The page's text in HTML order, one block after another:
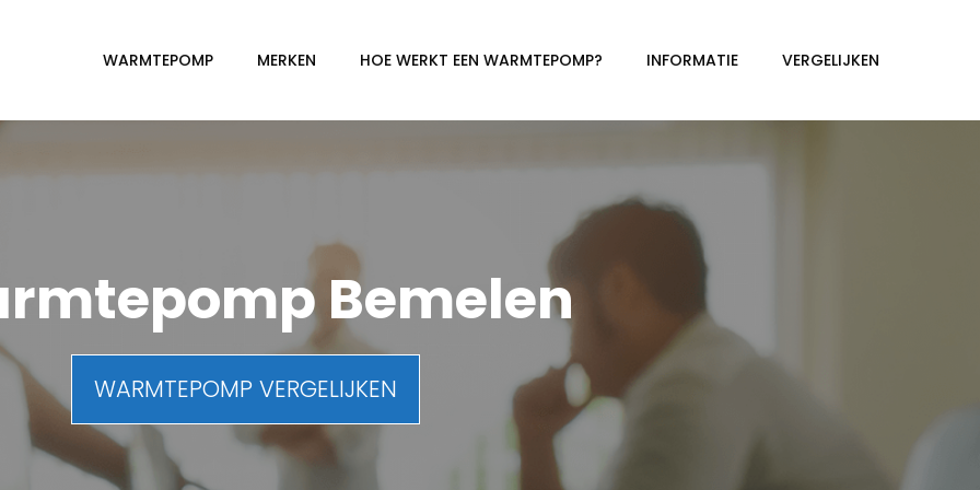
WARMTEPOMP MERKEN HOE WERKT EEN WARMTEPOMP? INFORMATIE VERGELIJKEN
Bemelen
WARMTEPOMP VERGELIJKEN